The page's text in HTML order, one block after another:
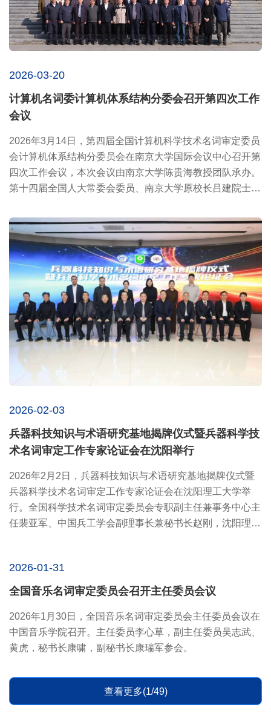
2026-03-20
计算机名词委计算机体系结构分委会召开第四次工作
会议
2026年3月14日，第四届全国计算机科学技术名词审定委员
会计算机体系结构分委员会在南京大学国际会议中心召开第
四次工作会议，本次会议由南京大学陈贵海教授团队承办。
第十四届全国人大常委会委员、南京大学原校长吕建院士莅
2026-02-03
兵器科技知识与术语研究基地揭牌仪式暨兵器科学技
术名词审定工作专家论证会在沈阳举行
2026年2月2日，兵器科技知识与术语研究基地揭牌仪式暨
兵器科学技术名词审定工作专家论证会在沈阳理工大学举
行。全国科学技术名词审定委员会专职副主任兼事务中心主
任裴亚军、中国兵工学会副理事长兼秘书长赵刚，沈阳理工
2026-01-31
全国音乐名词审定委员会召开主任委员会议
2026年1月30日，全国音乐名词审定委员会主任委员会议在
中国音乐学院召开。主任委员李心草，副主任委员吴志武、
黄虎，秘书长康啸，副秘书长康瑞军参会。
查看更多(1/49)